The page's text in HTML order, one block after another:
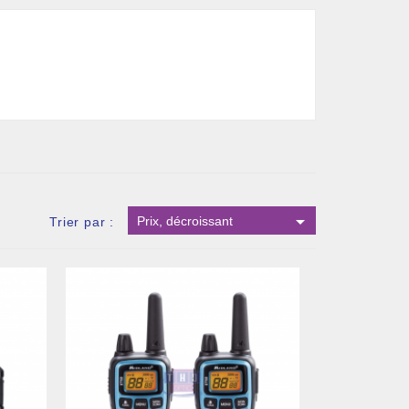
Trier par : Prix, décroissant 